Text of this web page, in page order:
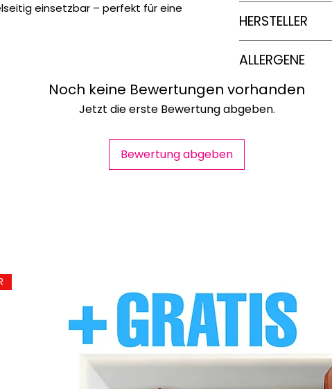
einsetzbar – perfekt für eine
davon
Fettsäuren
davon
tiefgefrorenes
einen Topf geben
Minuten erwärmen.
In der Mikrowelle:
tiefgefrorenes
Wasser in ein
Deckel geben. Ca.
würzen. Bitte
(Einmal
HERSTELLER
Romenstraat 3
ALLERGENE
-
Noch keine Bewertungen vorhanden
Jetzt die erste Bewertung abgeben.
Bewertung abgeben